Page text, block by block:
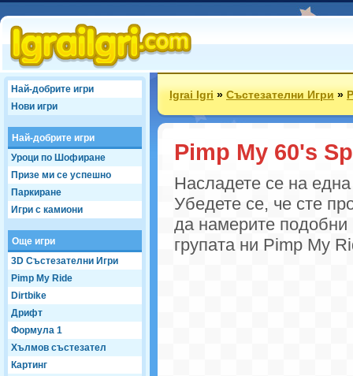
Най-добрите игри
Нови игри
Най-добрите игри
Уроци по Шофиране
Призе ми се успешно
Паркиране
Игри с камиони
Още игри
3D Състезателни Игри
Pimp My Ride
Dirtbike
Дрифт
Формула 1
Хълмов състезател
Картинг
Igrai Igri»Състезателни Игри»
Pimp My 60's
Насладете се на
Убедете се, че сте
да намерите подобни
групата ни Pimp My